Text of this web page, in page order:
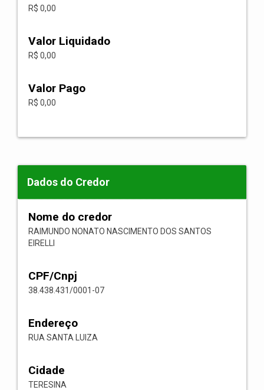
R$ 0,00
Valor Liquidado
R$ 0,00
Valor Pago
R$ 0,00
Dados do Credor
Nome do credor
RAIMUNDO NONATO NASCIMENTO DOS SANTOS
EIRELLI
CPF/Cnpj
38.438.431/0001-07
Endereço
RUA SANTA LUIZA
Cidade
TERESINA